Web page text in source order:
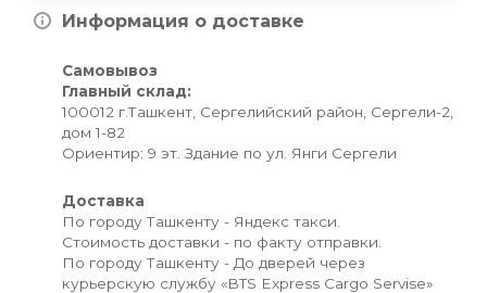
Информация о доставке
Самовывоз
Главный склад:
100012 г.Ташкент, Сергелийский район, Сергели-2,
дом 1-82
Ориентир: 9 эт. Здание по ул. Янги Сергели
Доставка
По городу Ташкенту - Яндекс такси.
Стоимость доставки - по факту отправки.
По городу Ташкенту - До дверей через
курьерскую службу «BTS Express Cargo Servise»